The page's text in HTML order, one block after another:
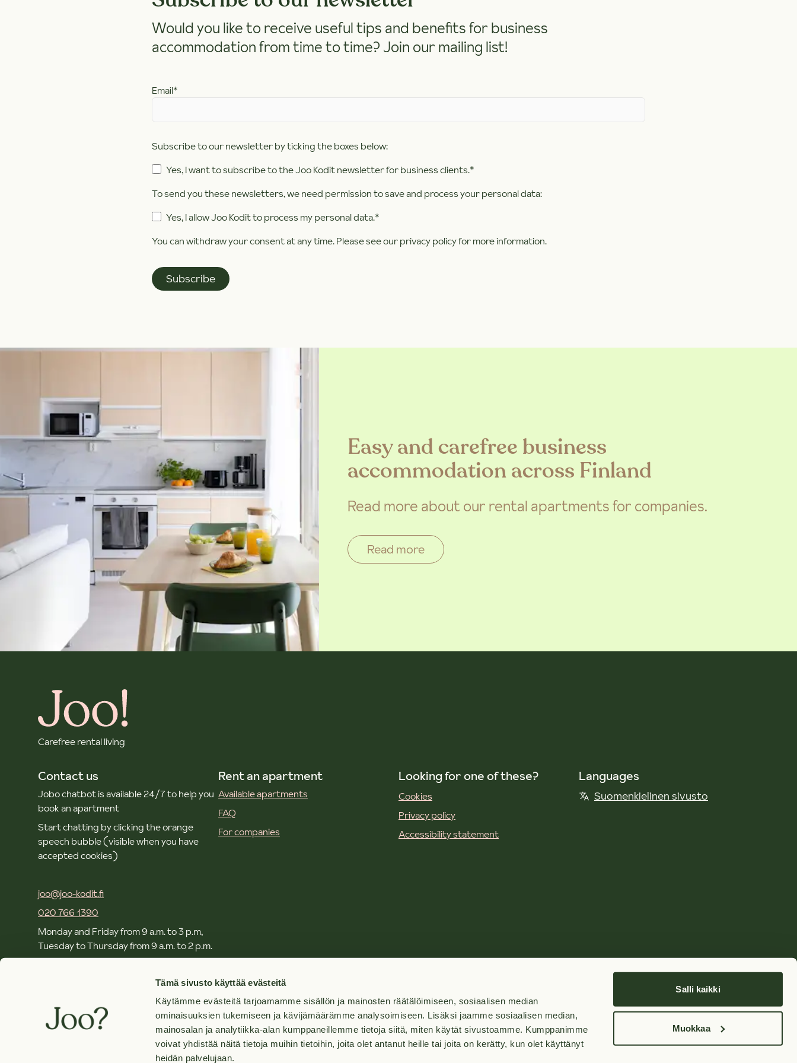
Tämä sivusto käyttää evästeitä
Käytämme evästeitä tarjoamamme sisällön ja mainosten räätälöimiseen, sosiaalisen median
ominaisuuksien tukemiseen ja kävijämäärämme analysoimiseen. Lisäksi jaamme sosiaalisen median,
mainosalan ja analytiikka-alan kumppaneillemme tietoja siitä, miten käytät sivustoamme. Kumppanimme
voivat yhdistää näitä tietoja muihin tietoihin, joita olet antanut heille tai joita on kerätty, kun olet käyttänyt
heidän palvelujaan.
Salli kaikki
Muokkaa
Would you like to receive useful tips and benefits for business
accommodation from time to time? Join our mailing list!
Email*
Subscribe to our newsletter by ticking the boxes below:
Yes, I want to subscribe to the Joo Kodit newsletter for business clients.*
To send you these newsletters, we need permission to save and process your personal data:
Yes, I allow Joo Kodit to process my personal data.*
You can withdraw your consent at any time. Please see our privacy policy for more information.
Easy and carefree business
accommodation across Finland
Read more about our rental apartments for companies.
Read more
Carefree rental living
Contact us
Jobo chatbot is available 24/7 to help you
book an apartment
Start chatting by clicking the orange
speech bubble (visible when you have
accepted cookies)
joo@joo-kodit.fi
020 766 1390
Monday and Friday from 9 a.m. to 3 p.m,
Tuesday to Thursday from 9 a.m. to 2 p.m.
About Joo. Group
Rent an apartment
Available apartments
FAQ
For companies
Looking for one of these?
Cookies
Privacy policy
Accessibility statement
Languages
Suomenkielinen sivusto